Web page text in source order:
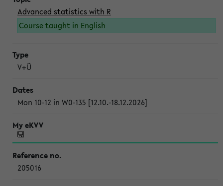
Advanced statistics with R
Course taught in English
V+Ü
Mon 10-12 in W0-135 [12.10.-18.12.2026]
205016